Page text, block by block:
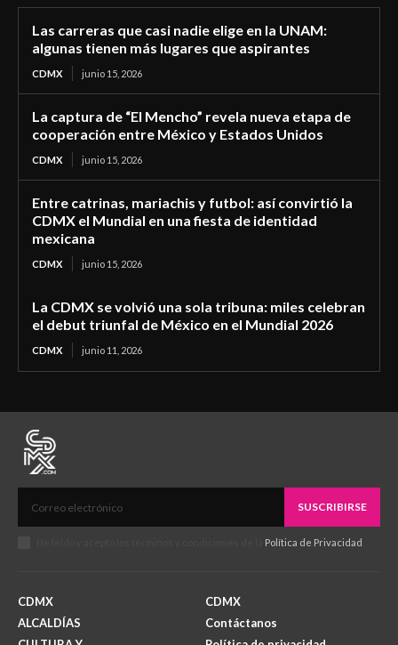
Las carreras que casi nadie elige en la UNAM:
algunas tienen más lugares que aspirantes
CDMX junio 15, 2026
La captura de “El Mencho” revela nueva etapa de
cooperación entre México y Estados Unidos
CDMX junio 15, 2026
Entre catrinas, mariachis y futbol: así convirtió la
CDMX el Mundial en una fiesta de identidad
mexicana
CDMX junio 15, 2026
La CDMX se volvió una sola tribuna: miles celebran
el debut triunfal de México en el Mundial 2026
CDMX junio 11, 2026
SUSCRIBIRSE
Política de Privacidad
CDMX
ALCALDÍAS
CDMX
Contáctanos